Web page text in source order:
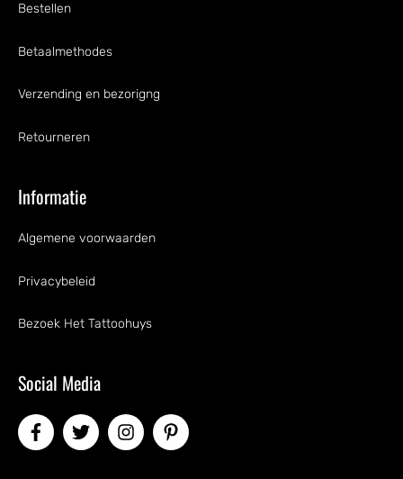
Bestellen
Betaalmethodes
Verzending en bezorigng
Retourneren
Informatie
Algemene voorwaarden
Privacybeleid
Bezoek Het Tattoohuys
Social Media